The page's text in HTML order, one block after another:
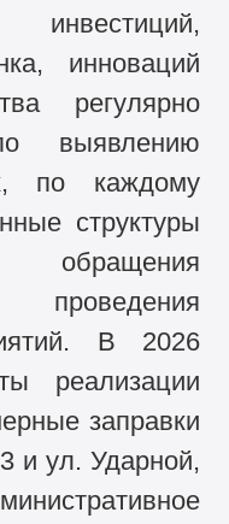
инноваций
регулярно
выявлению
по каждому
структуры
В 2026
реализации
заправки
и ул. Ударной,